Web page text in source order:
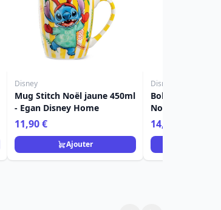
Disney
Mug Stitch Noël jaune 450ml
- Egan Disney Home
11,90 €
Ajouter
Disney
Bol petit
Noël rouge 520
Disney Home
14,90 €